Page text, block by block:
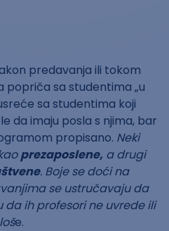
predavanja ili tokom
popriča sa studentima „u
sa studentima koji
da imaju posla s njima, bar
propisano. Neki
prezaposlene, a drugi
. Boje se doći na
se ustručavaju da
ih profesori ne uvrede ili
e.